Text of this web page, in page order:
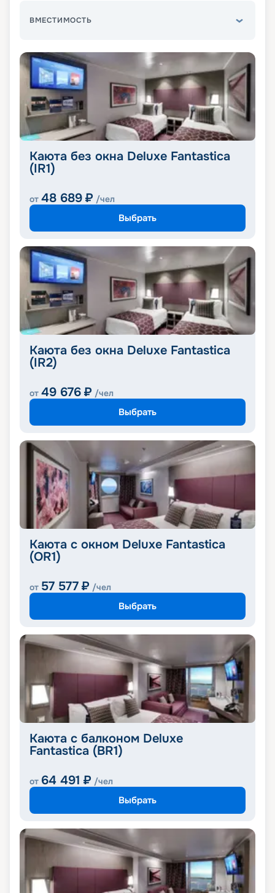
ВМЕСТИМОСТЬ
Каюта без окна Deluxe Fantastica
(IR1)
от 48 689 ₽ /чел
Выбрать
Каюта без окна Deluxe Fantastica
(IR2)
от 49 676 ₽ /чел
Выбрать
Каюта с окном Deluxe Fantastica
(OR1)
от 57 577 ₽ /чел
Выбрать
Каюта с балконом Deluxe
Fantastica (BR1)
от 64 491 ₽ /чел
Выбрать